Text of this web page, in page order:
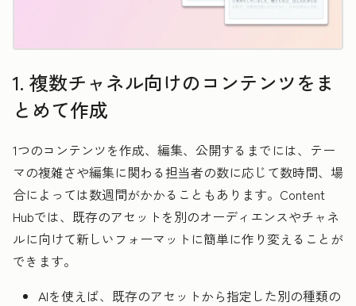
1. 複数チャネル向けのコンテンツをま
とめて作成
1つのコンテンツを作成、編集、公開するまでには、テー
マの複雑さや編集に関わる担当者の数に応じて数時間、場
合によっては数週間がかかることもあります。Content
Hubでは、既存のアセットを別のオーディエンスやチャネ
ルに向けて新しいフォーマットに簡単に作り変えることが
できます。
AIを使えば、既存のアセットから指定した別の種類の